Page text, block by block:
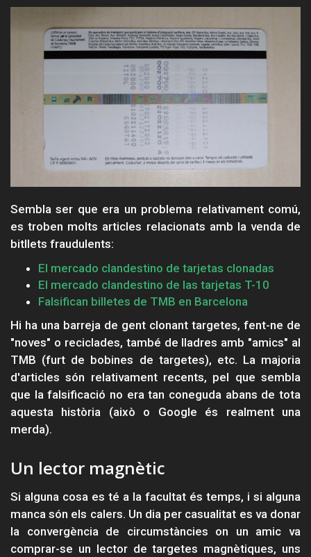
Sembla ser que era un problema relativament comú,
es troben molts articles relacionats amb la venda de
bitllets fraudulents:
El mercado clandestino de tarjetas clonadas
El mercado clandestino de las tarjetas T-10
Falsifican billetes de TMB en Barcelona
Hi ha una barreja de gent clonant targetes, fent-ne de
"noves" o reciclades, també de lladres amb "amics" al
TMB (furt de bobines de targetes), etc. La majoria
d'articles són relativament recents, pel que sembla
que la falsificació no era tan coneguda abans de tota
aquesta història (això o Google és realment una
merda).
Un lector magnètic
Si alguna cosa es té a la facultat és temps, i si alguna
manca són els calers. Un dia per casualitat es va donar
la convergència de circumstàncies on un amic va
comprar-se un lector de targetes magnètiques, uns